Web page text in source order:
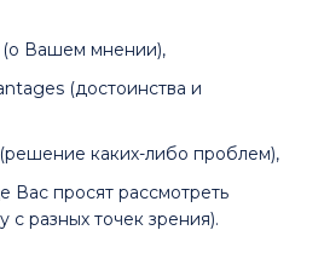
(о Вашем мнении),
(достоинства и
каких-либо проблем),
Вас просят рассмотреть
разных точек зрения).